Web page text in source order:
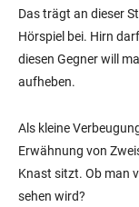
Das trägt an dieser
Hörspiel bei. Hirn
diesen Gegner will
aufheben.
Als kleine
Erwähnung von
Knast sitzt. Ob man
sehen wird?